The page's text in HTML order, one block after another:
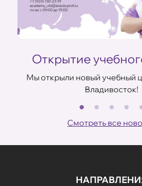
Открытие
Мы открыли новый учебный
Владивосток!
Смотреть все